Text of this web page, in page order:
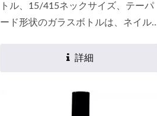
トル、15/415ネックサイズ、テーパ
ード形状のガラスボトルは、ネイル
ル、ペイント、接着剤、リップグロ
れており、環境保護のグリーンラベ
詳細